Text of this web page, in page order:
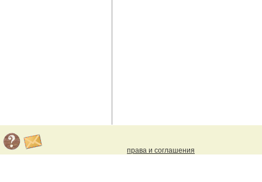
права и соглашения